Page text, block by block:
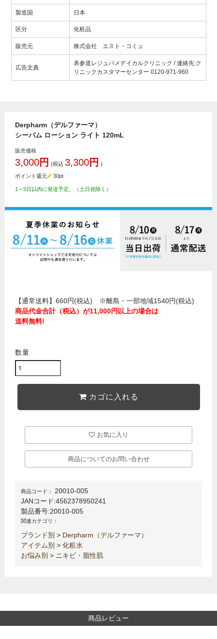
製造国 日本
区分 化粧品
販売元 株式会社 エスト・コミュ
広告文責
表参道レジュバメデイカルクリニック / 連絡先:ク
リニックカスタマーセンター 0120-971-960
Derpharm（デルファーマ）
シーバム ローション ライト 120mL
販売価格
3,000円 (税込3,300円 )
ポイント還元 30pt
1～5日以内に発送予定。（土日祝除く）
【通常送料】660円(税込) ※離島・一部地域1540円(税込)
商品代金合計（税込）が11,000円以上の場合は
送料無料!
数量
カゴに入れる
お気に入り
商品についてのお問い合わせ
商品コード：
20010-005
JANコード:4562378950241
製品番号:20010-005
関連カテゴリ：
ブランド別 > Derpharm（デルファーマ）
アイテム別 > 化粧水
お悩み別 > ニキビ・脂性肌
商品レビュー